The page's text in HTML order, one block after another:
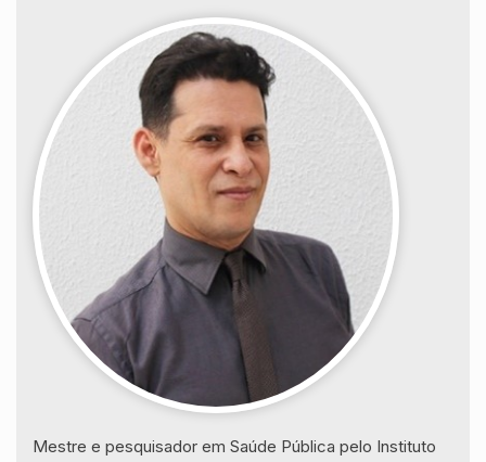
Mestre e pesquisador em Saúde Pública pelo Instituto